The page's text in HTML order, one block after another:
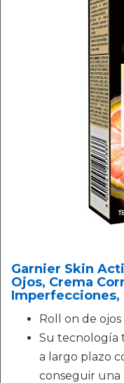
Garnier Skin
Ojos, Crema
Imperfecciones,
Roll on de
Su tecnología
a largo plazo
conseguir una